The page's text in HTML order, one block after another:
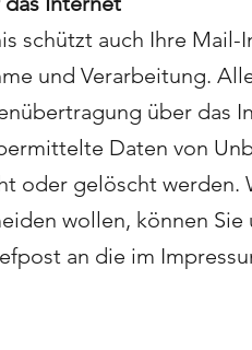
schützt auch Ihre
und Verarbeitung.
über das
Daten von
oder gelöscht werden.
wollen, können
an die im